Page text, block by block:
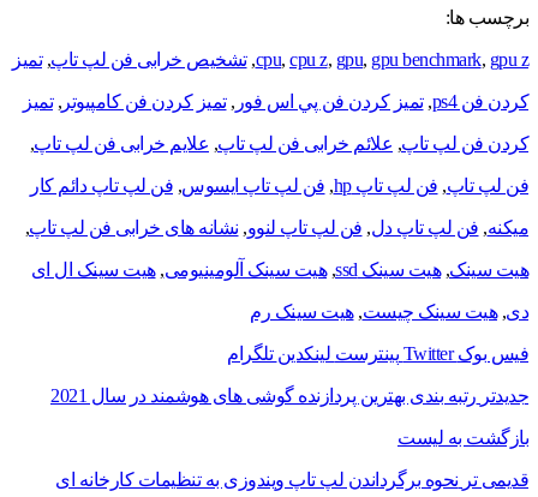
برچسب ها:
cpu, cpu z, gpu, gpu benchmark, gpu z
,تشخیص خرابی فن لپ تاپ,تميز
كردن فن ps4 ,تميز كردن فن پي اس فور ,تميز كردن فن كامپيوتر ,تميز
كردن فن لپ تاپ, علائم خرابی فن لپ تاپ, علایم خرابی فن لپ تاپ,
فن لپ تاپ, فن لپ تاپ hp , فن لپ تاپ ایسوس, فن لپ تاپ دائم کار
میکنه, فن لپ تاپ دل, فن لپ تاپ لنوو, نشانه های خرابی فن لپ تاپ,
هیت سینک,هیت سینک ssd ,هیت سینک آلومینیومی,هیت سینک ال ای
دی,هیت سینک چیست,هیت سینک رم
فیس بوک Twitter پینترست لینکدین تلگرام
جدیدتر رتبه بندی بهترین پردازنده گوشی های هوشمند در سال 2021
بازگشت به لیست
قدیمی تر نحوه برگرداندن لپ تاپ ویندوزی به تنظیمات کارخانه ای